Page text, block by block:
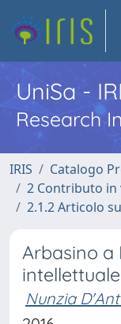
UniSa -
Research
IRIS
Catalogo
2 Contributo in
2.1.2 Articolo
Arbasino a
intellettuale
Nunzia